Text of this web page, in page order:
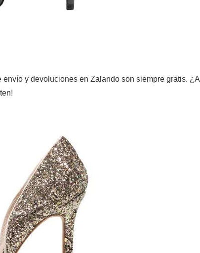
y devoluciones en Zalando son siempre gratis. ¿A